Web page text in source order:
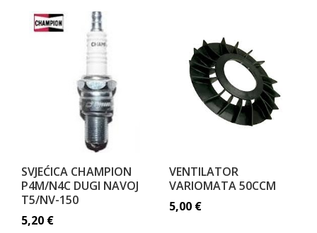
SVJEĆICA CHAMPION
P4M/N4C DUGI NAVOJ
T5/NV-150
5,20 €
VENTILATOR
VARIOMATA 50CCM
5,00 €